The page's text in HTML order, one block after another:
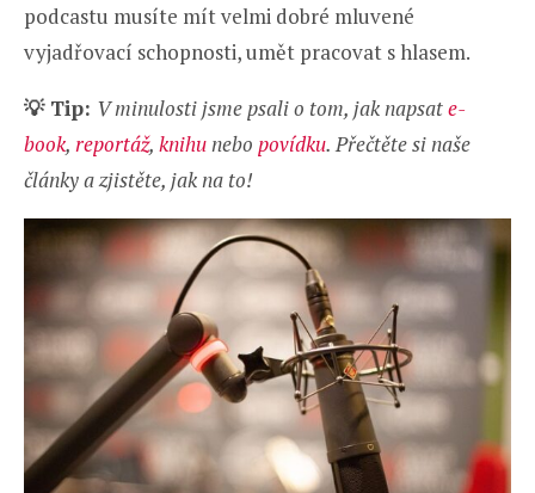
podcastu musíte mít velmi dobré mluvené
vyjadřovací schopnosti, umět pracovat s hlasem.
💡 Tip: V minulosti jsme psali o tom, jak napsate-
book, reportáž, knihunebo povídku. Přečtěte si naše
články a zjistěte, jak na to!